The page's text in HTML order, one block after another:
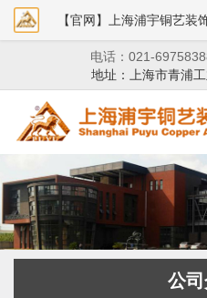
电话：021-
地址：上海市青浦
公
【官网】上海浦宇铜艺
家|铜狮